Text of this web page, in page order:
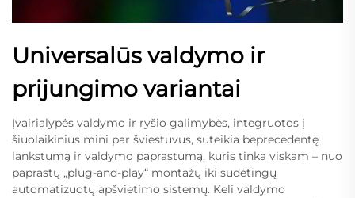
Universalūs valdymo ir
prijungimo variantai
Įvairialypės valdymo ir ryšio galimybės, integruotos į
šiuolaikinius mini par šviestuvus, suteikia beprecedentę
lankstumą ir valdymo paprastumą, kuris tinka viskam – nuo
paprastų „plug-and-play“ montažų iki sudėtingų
automatizuotų apšvietimo sistemų. Keli valdymo